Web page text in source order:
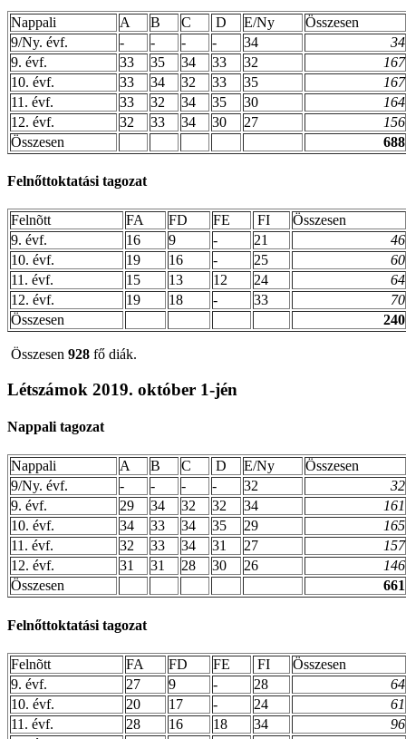
Nappali A B C D E/Ny
Összesen
9/Ny. évf.
- - - - 34
34
9. évf.
33 35 34 33 32
167
10. évf.
33 34 32 33 35
167
11. évf.
33 32 34 35 30
164
12. évf.
32 33 34 30 27
156
Összesen
688
Felnőttoktatási tagozat
Felnõtt FA FD FE FI
Összesen
9. évf.
16 9 - 21
46
10. évf.
19 16 - 25
60
11. évf.
15 13 12 24
64
12. évf.
19 18 - 33
70
Összesen
240
Összesen 928 fő diák.
Létszámok 2019. október 1-jén
Nappali tagozat
Nappali A B C D E/Ny
Összesen
9/Ny. évf.
- - - - 32
32
9. évf.
29 34 32 32 34
161
10. évf.
34 33 34 35 29
165
11. évf.
32 33 34 31 27
157
12. évf.
31 31 28 30 26
146
Összesen
661
Felnőttoktatási tagozat
Felnõtt FA FD FE FI
Összesen
9. évf.
27 9 - 28
64
10. évf.
20 17 - 24
61
11. évf.
28 16 18 34
96